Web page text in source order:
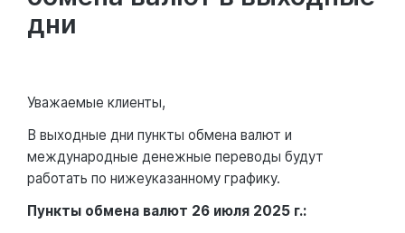
дни
Уважаемые клиенты,
В выходные дни пункты обмена валют и
международные денежные переводы будут
работать по нижеуказанному графику.
Пункты обмена валют 26 июля 2025 г.: